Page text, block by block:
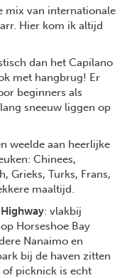
mix van internationale
Hier kom ik altijd
dan het Capilano
met hangbrug! Er
beginners als
sneeuw liggen op
weelde aan heerlijke
Chinees,
Grieks, Turks, Frans,
maaltijd.
: vlakbij
Horseshoe Bay
Nanaimo en
bij de haven zitten
of picknick is echt